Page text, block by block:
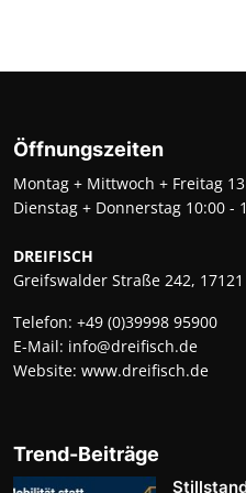
Öffnungszeiten
Montag + Mittwoch + Freitag
Dienstag + Donnerstag 10:00 -
DREIFISCH
Greifswalder Straße 242,
Telefon: +49 (0)39998 95900
E-Mail: info@dreifisch.de
Website: www.dreifisch.de
Trend-Beiträge